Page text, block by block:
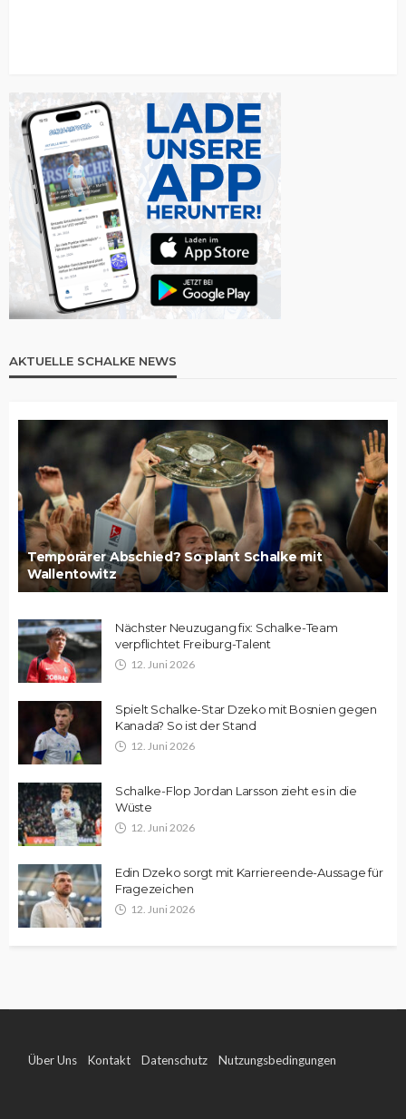
AKTUELLE SCHALKE NEWS
Temporärer Abschied? So plant Schalke mit
Wallentowitz
Nächster Neuzugang fix: Schalke-Team
verpflichtet Freiburg-Talent
12. Juni 2026
Spielt Schalke-Star Dzeko mit Bosnien gegen
Kanada? So ist der Stand
12. Juni 2026
Schalke-Flop Jordan Larsson zieht es in die
Wüste
12. Juni 2026
Edin Dzeko sorgt mit Karriereende-Aussage für
Fragezeichen
12. Juni 2026
Über Uns Kontakt Datenschutz Nutzungsbedingungen